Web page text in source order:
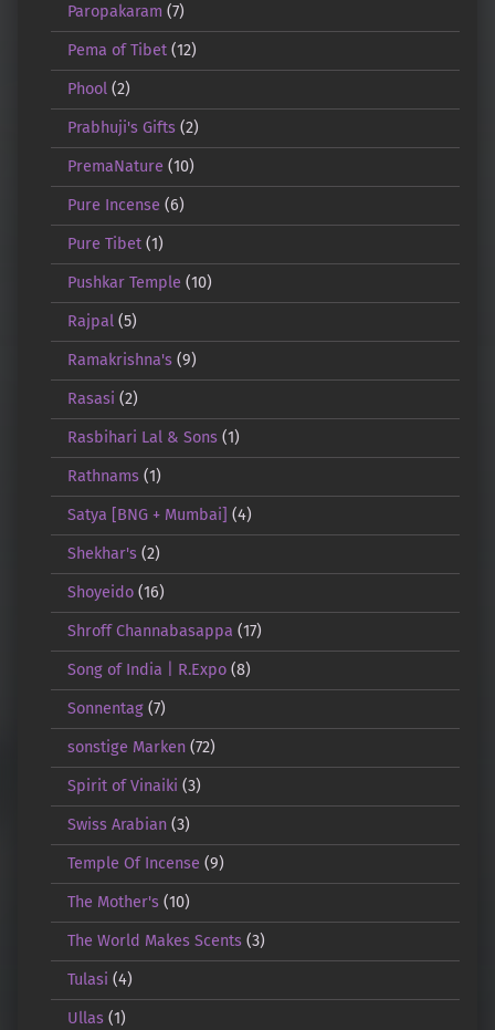
Paropakaram (7)
Pema of Tibet(12)
Phool(2)
Prabhuji's Gifts(2)
PremaNature (10)
Pure Incense (6)
Pure Tibet(1)
Pushkar Temple (10)
Rajpal(5)
Ramakrishna's(9)
Rasasi (2)
Rasbihari Lal & Sons(1)
Rathnams(1)
Satya [BNG + Mumbai] (4)
Shekhar's(2)
Shoyeido(16)
Shroff Channabasappa (17)
Song of India | R.Expo(8)
Sonnentag(7)
sonstige Marken(72)
Spirit of Vinaiki (3)
Swiss Arabian(3)
Temple Of Incense (9)
The Mother's(10)
The World Makes Scents(3)
Tulasi (4)
Ullas(1)